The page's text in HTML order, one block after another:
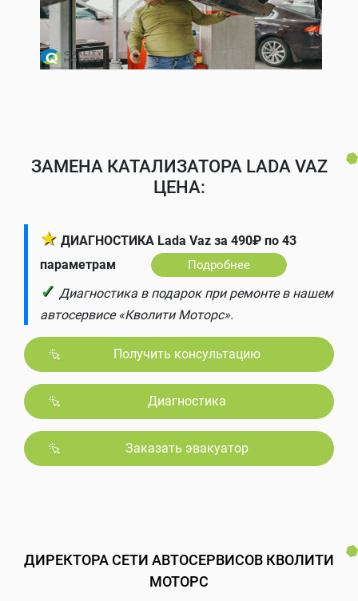
ЗАМЕНА КАТАЛИЗАТОРА LADA VAZ
ЦЕНА:
★ ДИАГНОСТИКА Lada Vaz за 490₽ по 43
параметрам
Подробнее
✓ Диагностика в подарок при ремонте в нашем
автосервисе «Кволити Моторс».
Получить консультацию
Диагностика
Заказать эвакуатор
ДИРЕКТОРА СЕТИ АВТОСЕРВИСОВ КВОЛИТИ
МОТОРС